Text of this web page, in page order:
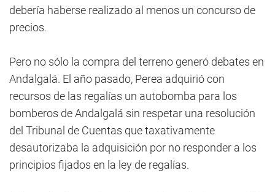
debería haberse realizado al menos un concurso de
precios.
Pero no sólo la compra del terreno generó debates en
Andalgalá. El año pasado, Perea adquirió con
recursos de las regalías un autobomba para los
bomberos de Andalgalá sin respetar una resolución
del Tribunal de Cuentas que taxativamente
desautorizaba la adquisición por no responder a los
principios fijados en la ley de regalías.